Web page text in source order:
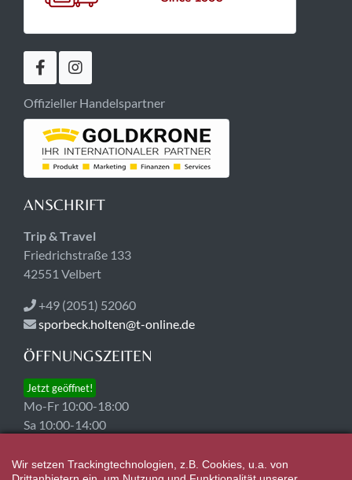
Offizieller Handelspartner
ANSCHRIFT
Trip & Travel
Friedrichstraße 133
42551 Velbert
+49 (2051) 52060
sporbeck.holten@t-online.de
ÖFFNUNGSZEITEN
Jetzt geöffnet!
Mo-Fr 10:00-18:00
Sa 10:00-14:00
An den vier Samstagen vor Heiligabend ist unser
Wir setzen Trackingtechnologien, z.B. Cookies, u.a. von